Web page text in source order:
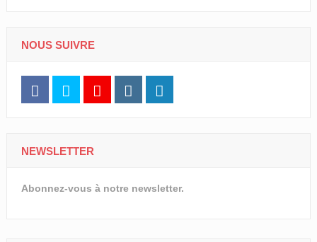
NOUS SUIVRE
NEWSLETTER
Abonnez-vous à notre newsletter.